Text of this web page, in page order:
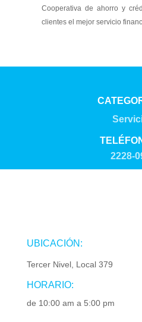
Cooperativa de ahorro y
clientes el mejor servicio
2228-
UBICACIÓN:
Tercer Nivel, Local 379
HORARIO:
de 10:00 am a 5:00 pm